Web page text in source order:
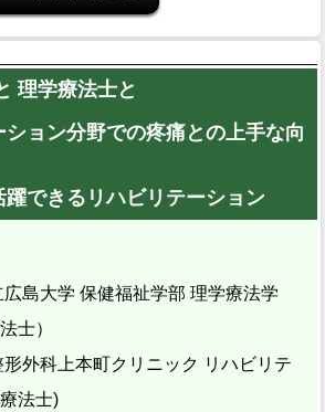
理学療法士と
ョン分野での疼痛との上手な向
できるリハビリテーション
島大学 保健福祉学部 理学療法学
士）
外科上本町クリニック リハビリテ
法士)